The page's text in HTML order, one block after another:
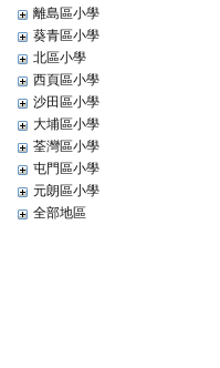
離島區小學
葵青區小學
北區小學
西頁區小學
沙田區小學
大埔區小學
荃灣區小學
屯門區小學
元朗區小學
全部地區